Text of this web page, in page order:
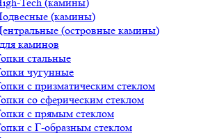
Tech (камины)
(камины)
(островные камины)
каминов
стальные
чугунные
с призматическим стеклом
со сферическим стеклом
с прямым стеклом
с Г-образным стеклом